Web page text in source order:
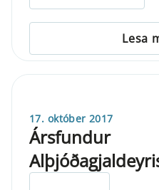
Lesa
17. október 2017
Ársfundur